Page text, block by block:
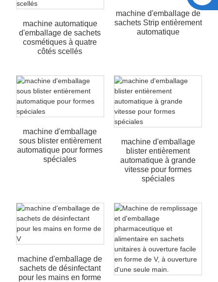
machine automatique
d'emballage de sachets
cosmétiques à quatre
côtés scellés
machine d'emballage de
sachets Strip entièrement
automatique
machine d'emballage
sous blister entièrement
automatique pour formes
spéciales
machine d'emballage
blister entièrement
automatique à grande
vitesse pour formes
spéciales
machine d'emballage de
sachets de désinfectant
pour les mains en forme